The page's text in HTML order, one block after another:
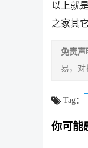
以上就
之家其
免责声
易，对
Tag：
你可能